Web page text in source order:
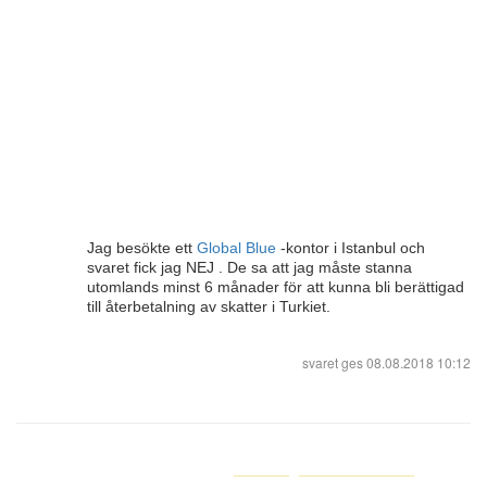
Jag besökte ett Global Blue -kontor i Istanbul och
svaret fick jag NEJ . De sa att jag måste stanna
utomlands minst 6 månader för att kunna bli berättigad
till återbetalning av skatter i Turkiet.
svaret ges08.08.2018 10:12